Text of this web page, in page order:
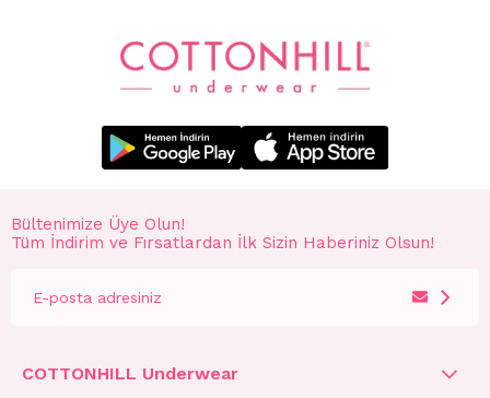
Bültenimize Üye Olun!
Tüm İndirim ve Fırsatlardan İlk Sizin Haberiniz Olsun!
COTTONHILL Underwear